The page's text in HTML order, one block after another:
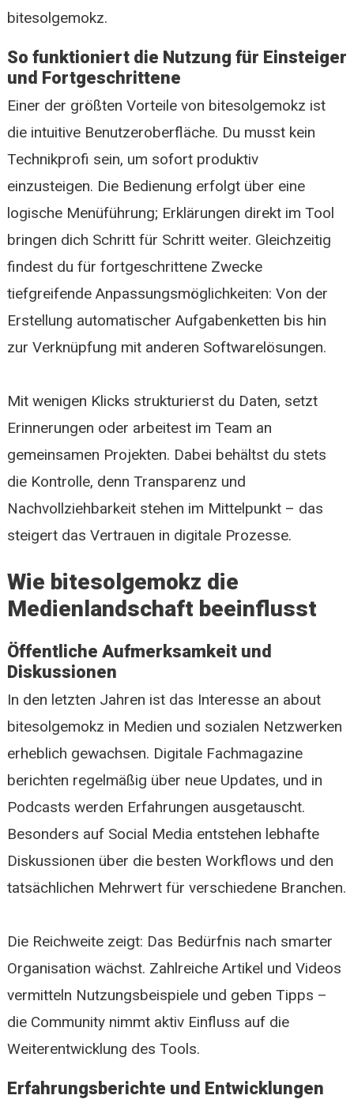
bitesolgemokz.
So funktioniert die Nutzung für Einsteiger
und Fortgeschrittene
Einer der größten Vorteile von bitesolgemokz ist
die intuitive Benutzeroberfläche. Du musst kein
Technikprofi sein, um sofort produktiv
einzusteigen. Die Bedienung erfolgt über eine
logische Menüführung; Erklärungen direkt im Tool
bringen dich Schritt für Schritt weiter. Gleichzeitig
findest du für fortgeschrittene Zwecke
tiefgreifende Anpassungsmöglichkeiten: Von der
Erstellung automatischer Aufgabenketten bis hin
zur Verknüpfung mit anderen Softwarelösungen.
Mit wenigen Klicks strukturierst du Daten, setzt
Erinnerungen oder arbeitest im Team an
gemeinsamen Projekten. Dabei behältst du stets
die Kontrolle, denn Transparenz und
Nachvollziehbarkeit stehen im Mittelpunkt – das
steigert das Vertrauen in digitale Prozesse.
Wie bitesolgemokz die
Medienlandschaft beeinflusst
Öffentliche Aufmerksamkeit und
Diskussionen
In den letzten Jahren ist das Interesse an about
bitesolgemokz in Medien und sozialen Netzwerken
erheblich gewachsen. Digitale Fachmagazine
berichten regelmäßig über neue Updates, und in
Podcasts werden Erfahrungen ausgetauscht.
Besonders auf Social Media entstehen lebhafte
Diskussionen über die besten Workflows und den
tatsächlichen Mehrwert für verschiedene Branchen.
Die Reichweite zeigt: Das Bedürfnis nach smarter
Organisation wächst. Zahlreiche Artikel und Videos
vermitteln Nutzungsbeispiele und geben Tipps –
die Community nimmt aktiv Einfluss auf die
Weiterentwicklung des Tools.
Erfahrungsberichte und Entwicklungen